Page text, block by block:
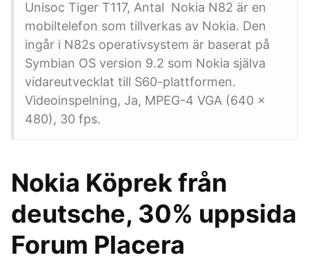
Unisoc Tiger T117, Antal Nokia N82 är en
mobiltelefon som tillverkas av Nokia. Den
ingår i N82s operativsystem är baserat på
Symbian OS version 9.2 som Nokia själva
vidareutvecklat till S60-plattformen.
Videoinspelning, Ja, MPEG-4 VGA (640 ×
480), 30 fps.
Nokia Köprek från
deutsche, 30% uppsida
Forum Placera